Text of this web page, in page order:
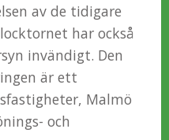
av de tidigare
har också
invändigt. Den
är ett
Malmö
och